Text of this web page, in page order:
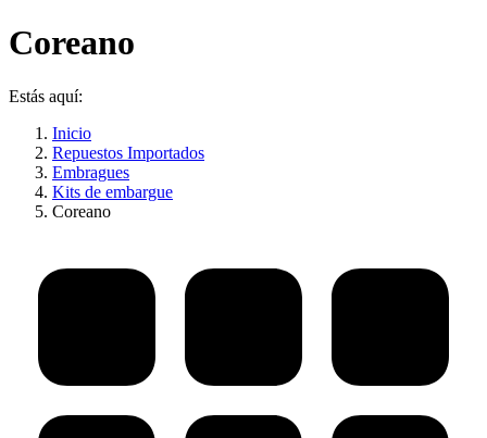
Coreano
Estás aquí:
Inicio
Repuestos Importados
Embragues
Kits de embargue
Coreano